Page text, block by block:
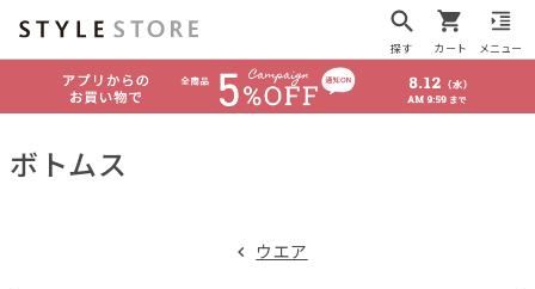
探す カート メニュー
ボトムス
ウエア